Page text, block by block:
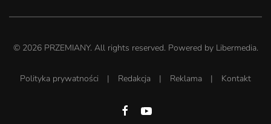
© 2026PRZEMIANY. All rights reserved. Powered by Libermedia.
Polityka prywatności | Redakcja | Reklama | Kontakt